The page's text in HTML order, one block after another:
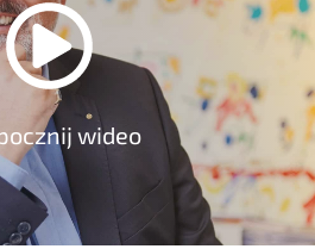
wideo